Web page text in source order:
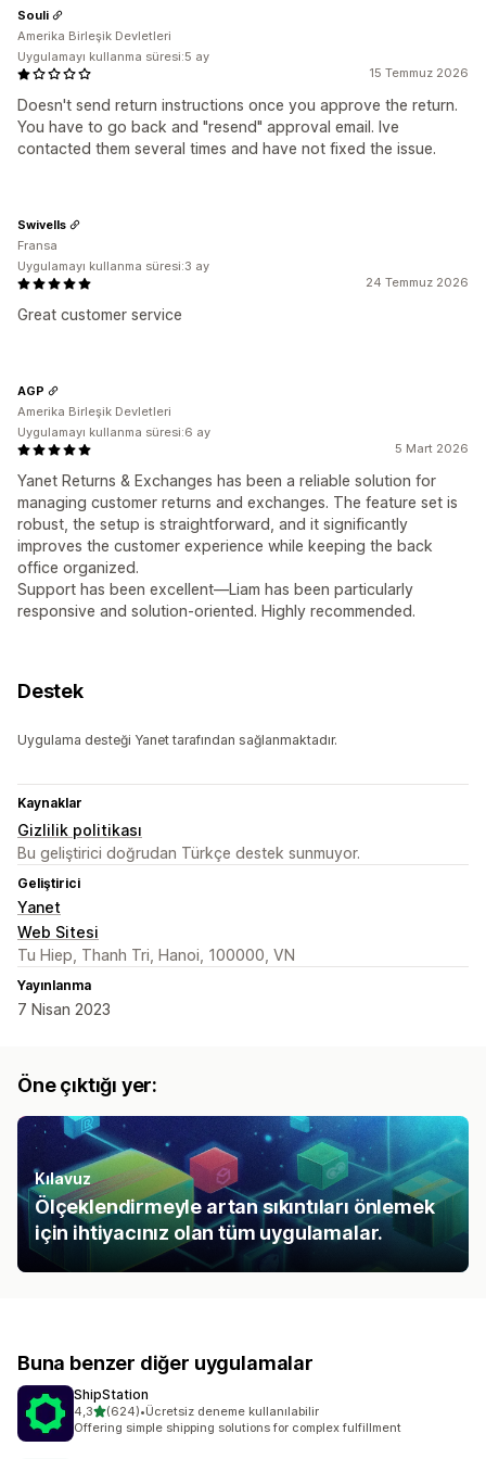
15 Temmuz 2026
Doesn't send return instructions once you approve the return.
You have to go back and "resend" approval email. Ive
contacted them several times and have not fixed the issue.
Souli
Amerika Birleşik Devletleri
Uygulamayı kullanma süresi:5 ay
24 Temmuz 2026
Great customer service
Swivells
Fransa
Uygulamayı kullanma süresi:3 ay
5 Mart 2026
Yanet Returns & Exchanges has been a reliable solution for
managing customer returns and exchanges. The feature set is
robust, the setup is straightforward, and it significantly
improves the customer experience while keeping the back
office organized.
Support has been excellent—Liam has been particularly
responsive and solution-oriented. Highly recommended.
AGP
Amerika Birleşik Devletleri
Uygulamayı kullanma süresi:6 ay
Destek
Uygulama desteği Yanet tarafından sağlanmaktadır.
Kaynaklar
Gizlilik politikası
Bu geliştirici doğrudan Türkçe destek sunmuyor.
Geliştirici
Yanet
Web Sitesi
Tu Hiep, Thanh Tri, Hanoi, 100000, VN
Yayınlanma
7 Nisan 2023
Öne çıktığı yer:
Kılavuz
Ölçeklendirmeyle artan sıkıntıları önlemek
için ihtiyacınız olan tüm uygulamalar.
Buna benzer diğer uygulamalar
ShipStation
4,35 yıldız üzerinden
(624)
toplam 624 değerlendirme
•Ücretsiz deneme kullanılabilir
Offering simple shipping solutions for complex fulfillment